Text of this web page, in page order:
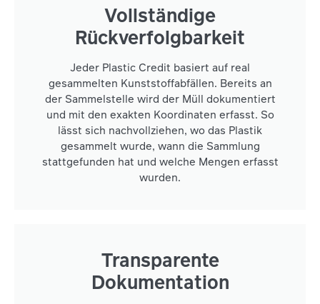
Vollständige
Rückverfolgbarkeit
Jeder Plastic Credit basiert auf real
gesammelten Kunststoffabfällen. Bereits an
der Sammelstelle wird der Müll dokumentiert
und mit den exakten Koordinaten erfasst. So
lässt sich nachvollziehen, wo das Plastik
gesammelt wurde, wann die Sammlung
stattgefunden hat und welche Mengen erfasst
wurden.
Transparente
Dokumentation